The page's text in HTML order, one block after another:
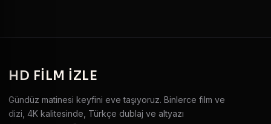
HD FILM IZLE
Gündüz matinesi keyfini eve taşıyoruz. Binlerce film ve
dizi, 4K kalitesinde, Türkçe dublaj ve altyazı